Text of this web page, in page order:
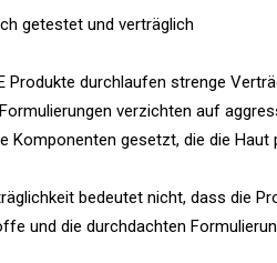
getestet und verträglich
Produkte durchlaufen strenge
verzichten auf
Komponenten gesetzt, die die Haut
bedeutet nicht, dass die
und die durchdachten